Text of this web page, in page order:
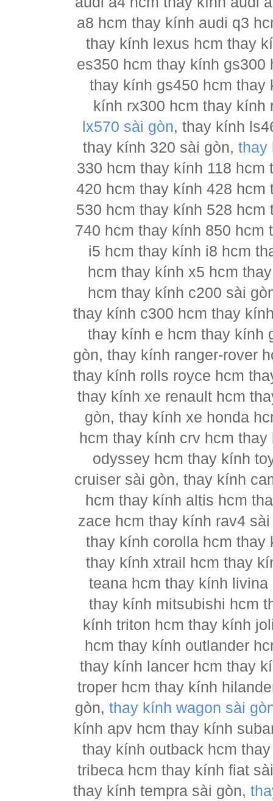
a8 hcm thay kính audi q3
thay kính lexus hcm thay
es350 hcm thay kính
thay kính gs450 hcm thay
kính rx300 hcm thay
lx570 sài gòn, thay kính
thay kính 320 sài gòn,thay
330 hcm thay kính 118
420 hcm thay kính 428
530 hcm thay kính 528
740 hcm thay kính 850
i5 hcm thay kính i8 hcm
hcm thay kính x5 hcm
hcm thay kính c200 sài
thay kính c300 hcm thay
thay kính e hcm thay kính
gòn, thay kính ranger-rover
thay kính rolls royce hcm
thay kính xe renault hcm
gòn, thay kính xe honda
hcm thay kính crv hcm
odyssey hcm thay kính
cruiser sài gòn, thay kính
hcm thay kính altis hcm
zace hcm thay kính rav4
thay kính corolla hcm
thay kính xtrail hcm thay
teana hcm thay kính
thay kính mitsubishi hcm
kính triton hcm thay kính
hcm thay kính outlander
thay kính lancer hcm thay
troper hcm thay kính
gòn, thay kính wagon sài
kính apv hcm thay kính
thay kính outback hcm
tribeca hcm thay kính fiat
thay kính tempra sài gòn,